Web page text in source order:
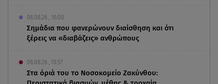
06.08.26 , 16:00
Σημάδια που φανερώνουν διαίσθηση και ότι
ξέρεις να «διαβάζεις» ανθρώπους
06.08.26 , 15:57
Στα όριά του το Νοσοκομείο Ζακύνθου: